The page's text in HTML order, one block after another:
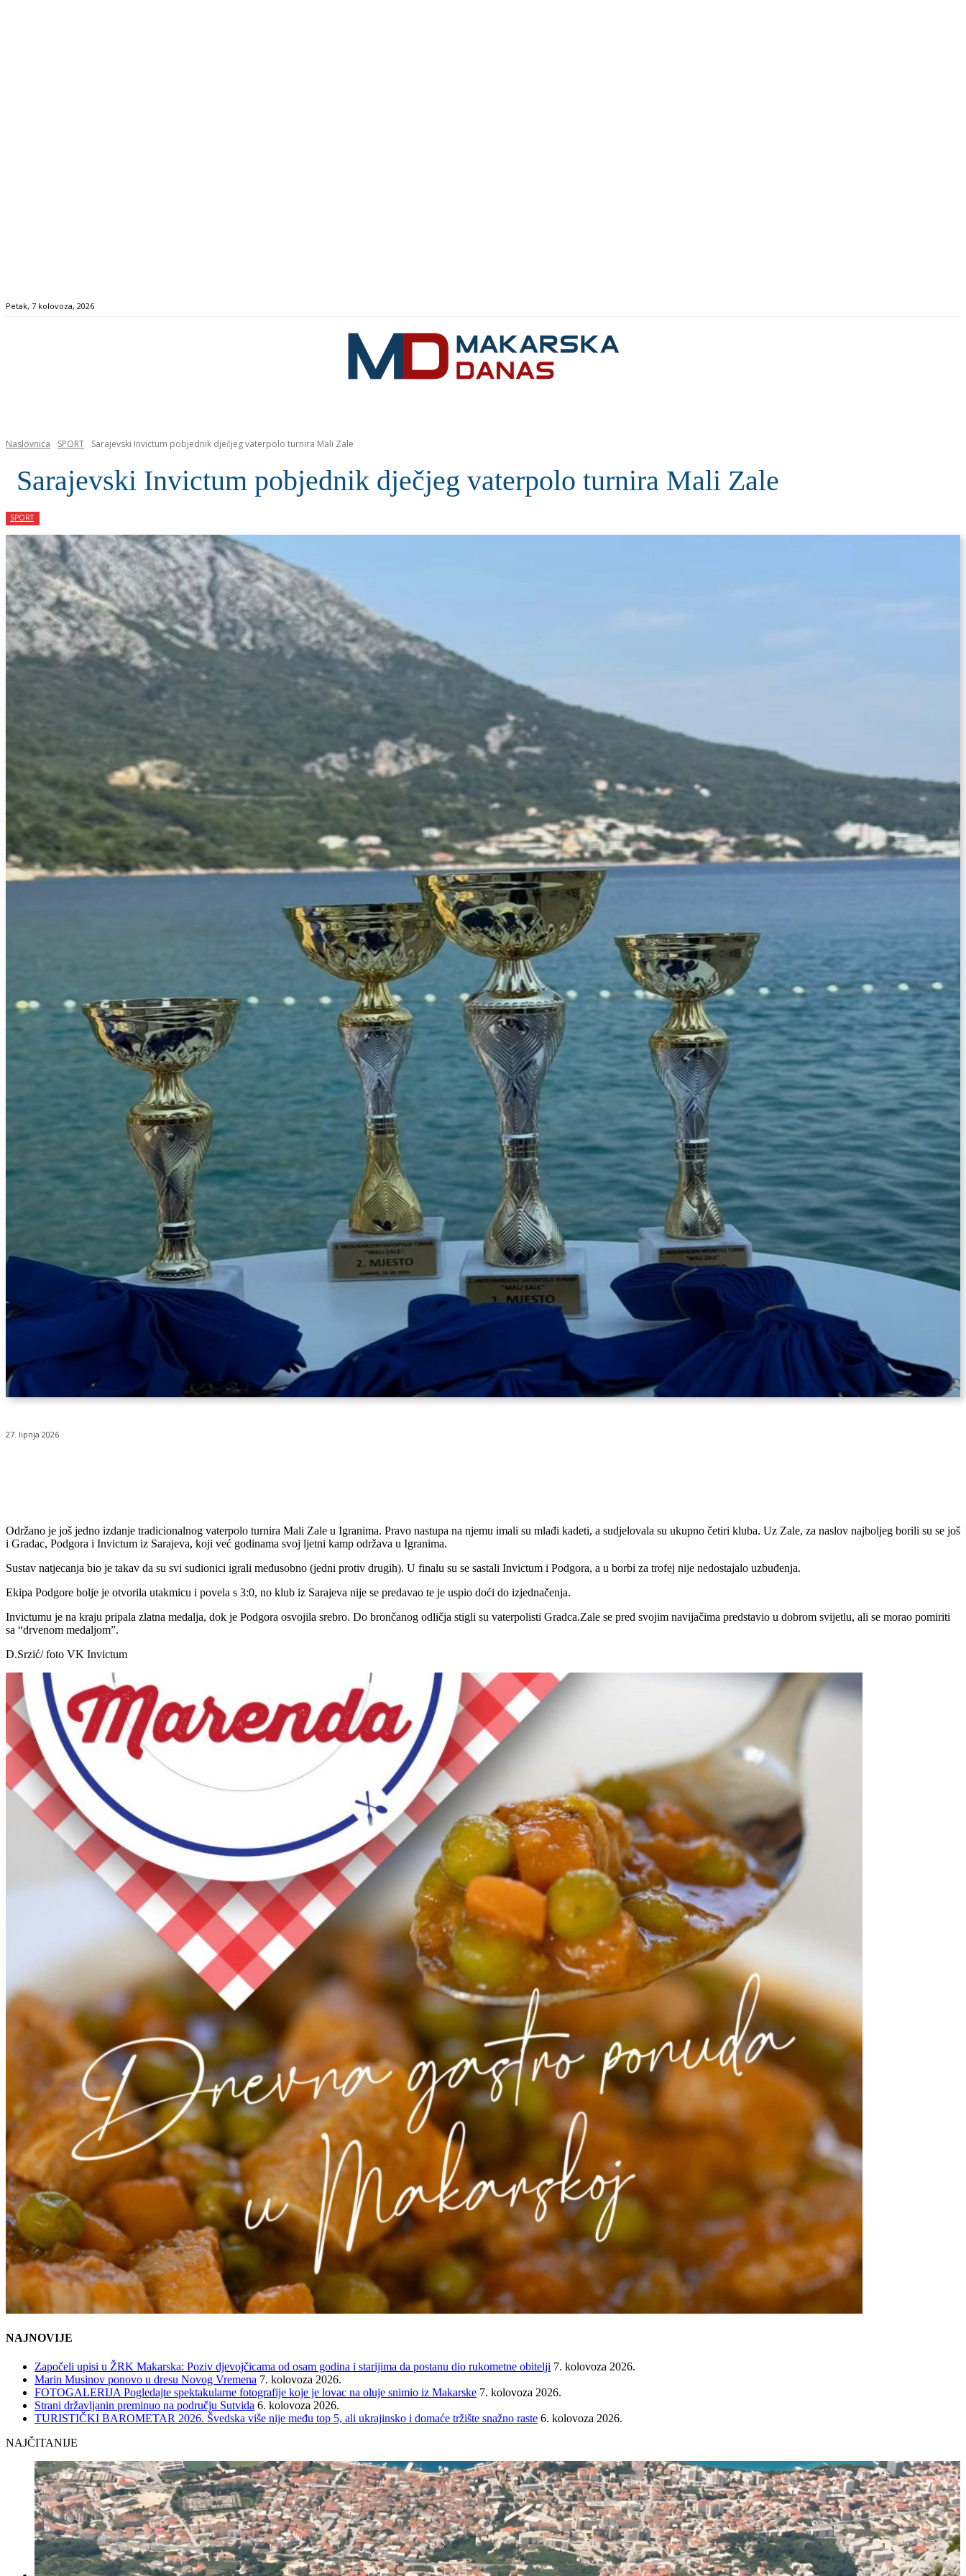
Petak, 7 kolovoza, 2026
Naslovnica SPORT Sarajevski Invictum pobjednik dječjeg vaterpolo turnira Mali Zale
Sarajevski Invictum pobjednik dječjeg vaterpolo turnira Mali Zale
SPORT
27. lipnja 2026.
Održano je još jedno izdanje tradicionalnog vaterpolo turnira Mali Zale u Igranima. Pravo nastupa na njemu imali su mlađi kadeti, a sudjelovala su ukupno četiri kluba. Uz Zale, za naslov najboljeg borili su se još
i Gradac, Podgora i Invictum iz Sarajeva, koji već godinama svoj ljetni kamp održava u Igranima.
Sustav natjecanja bio je takav da su svi sudionici igrali međusobno (jedni protiv drugih). U finalu su se sastali Invictum i Podgora, a u borbi za trofej nije nedostajalo uzbuđenja.
Ekipa Podgore bolje je otvorila utakmicu i povela s 3:0, no klub iz Sarajeva nije se predavao te je uspio doći do izjednačenja.
Invictumu je na kraju pripala zlatna medalja, dok je Podgora osvojila srebro. Do brončanog odličja stigli su vaterpolisti Gradca.Zale se pred svojim navijačima predstavio u dobrom svijetlu, ali se morao pomiriti
sa “drvenom medaljom”.
D.Srzić/ foto VK Invictum
NAJNOVIJE
Započeli upisi u ŽRK Makarska: Poziv djevojčicama od osam godina i starijima da postanu dio rukometne obitelji 7. kolovoza 2026.
Marin Musinov ponovo u dresu Novog Vremena 7. kolovoza 2026.
FOTOGALERIJA Pogledajte spektakularne fotografije koje je lovac na oluje snimio iz Makarske 7. kolovoza 2026.
Strani državljanin preminuo na području Sutvida 6. kolovoza 2026.
TURISTIČKI BAROMETAR 2026. Švedska više nije među top 5, ali ukrajinsko i domaće tržište snažno raste 6. kolovoza 2026.
NAJČITANIJE